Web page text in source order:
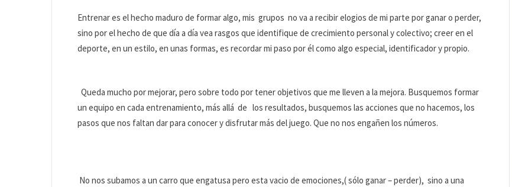
Entrenar es el hecho maduro de formar algo, mis grupos no va a recibir elogios de mi parte por ganar o perder,
sino por el hecho de que día a día vea rasgos que identifique de crecimiento personal y colectivo; creer en el
deporte, en un estilo, en unas formas, es recordar mi paso por él como algo especial, identificador y propio.
Queda mucho por mejorar, pero sobre todo por tener objetivos que me lleven a la mejora. Busquemos formar
un equipo en cada entrenamiento, más allá de los resultados, busquemos las acciones que no hacemos, los
pasos que nos faltan dar para conocer y disfrutar más del juego. Que no nos engañen los números.
No nos subamos a un carro que engatusa pero esta vacio de emociones,( sólo ganar – perder), sino a una